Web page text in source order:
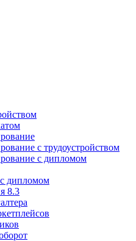
с трудоустройством
с дипломом
дипломом
8.3